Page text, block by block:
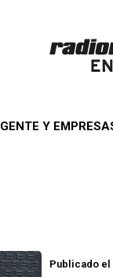
GENTE Y
Publicado el